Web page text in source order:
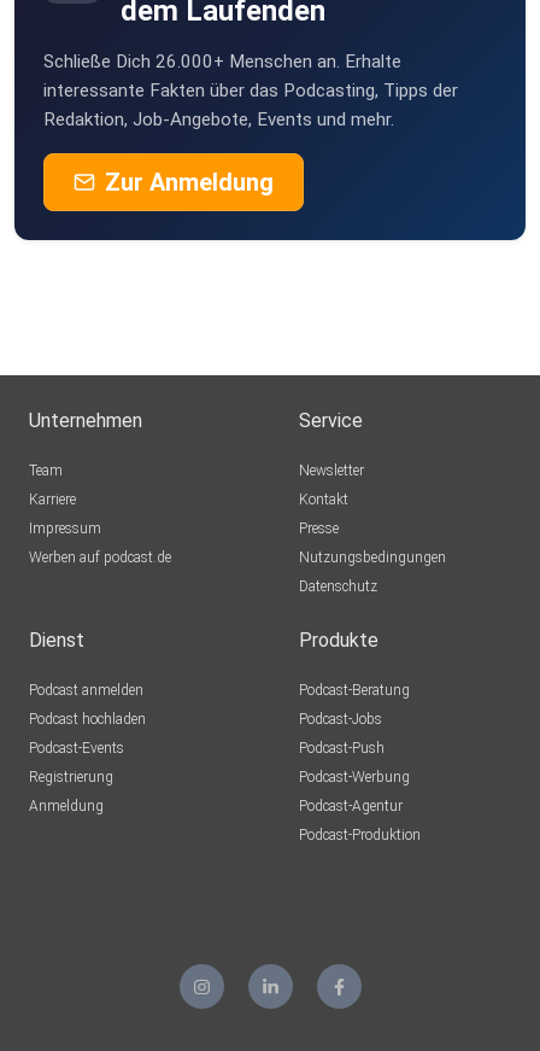
dem Laufenden
Schließe Dich 26.000+ Menschen an. Erhalte
interessante Fakten über das Podcasting, Tipps der
Redaktion, Job-Angebote, Events und mehr.
Zur Anmeldung
Unternehmen
Team
Karriere
Impressum
Werben auf podcast.de
Service
Newsletter
Kontakt
Presse
Nutzungsbedingungen
Datenschutz
Dienst
Podcast anmelden
Podcast hochladen
Podcast-Events
Registrierung
Anmeldung
Produkte
Podcast-Beratung
Podcast-Jobs
Podcast-Push
Podcast-Werbung
Podcast-Agentur
Podcast-Produktion